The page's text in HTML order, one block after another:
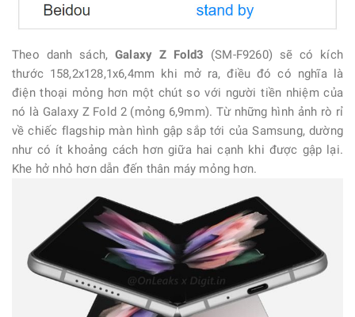
Theo danh sách,Galaxy Z Fold3 (SM-F9260) sẽ có kích
thước 158,2x128,1x6,4mm khi mở ra, điều đó có nghĩa là
điện thoại mỏng hơn một chút so với người tiền nhiệm của
nó là Galaxy Z Fold 2 (mỏng 6,9mm). Từ những hình ảnh rò rỉ
về chiếc flagship màn hình gập sắp tới của Samsung, dường
như có ít khoảng cách hơn giữa hai cạnh khi được gập lại.
Khe hở nhỏ hơn dẫn đến thân máy mỏng hơn.